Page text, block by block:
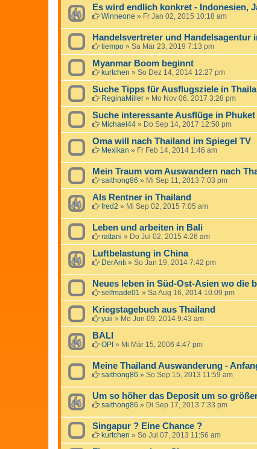
Es wird endlich konkret - Indonesien,
Winneone » Fr Jan 02, 2015 10:18 am
Handelsvertreter und Handelsagentur
tiempo » Sa Mär 23, 2019 7:13 pm
Myanmar Boom beginnt
kurtchen » So Dez 14, 2014 12:27 pm
Suche Tipps für Ausflugsziele in
ReginaMiller » Mo Nov 06, 2017 3:28 pm
Suche interessante Ausflüge in Phuket
Michael44 » Do Sep 14, 2017 12:50 pm
Oma will nach Thailand im Spiegel TV
Mexikan » Fr Feb 14, 2014 1:46 am
Mein Traum vom Auswandern nach
saithong86 » Mi Sep 11, 2013 7:03 pm
Als Rentner in Thailand
fred2 » Mi Sep 02, 2015 7:05 am
Leben und arbeiten in Bali
rattani » Do Jul 02, 2015 4:26 am
Luftbelastung in China
DerAnti » So Jan 19, 2014 7:42 pm
Neues leben in Süd-Ost-Asien wo die
selfmade01 » Sa Aug 16, 2014 10:09 pm
Kriegstagebuch aus Thailand
yuii » Mo Jun 09, 2014 9:43 am
BALI
OPI » Mi Mär 15, 2006 4:47 pm
Meine Thailand Auswanderung -
saithong86 » So Sep 15, 2013 11:59 am
Um so höher das Deposit um so
saithong86 » Di Sep 17, 2013 7:33 pm
Singapur ? Eine Chance ?
kurtchen » So Jul 07, 2013 11:56 am